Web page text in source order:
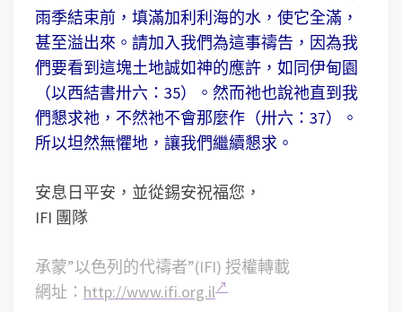
雨季結束前，填滿加利利海的水，使它全滿，
甚至溢出來。請加入我們為這事禱告，因為我
們要看到這塊土地誠如神的應許，如同伊甸園
（以西結書卅六：35）。然而祂也說祂直到我
們懇求祂，不然祂不會那麼作（卅六：37）。
所以坦然無懼地，讓我們繼續懇求。
安息日平安，並從錫安祝福您，
IFI 團隊
承蒙”以色列的代禱者”(IFI) 授權轉載
網址： http://www.ifi.org.il